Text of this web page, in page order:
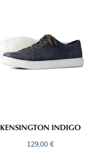
KENSINGTON INDIGO
129,00€